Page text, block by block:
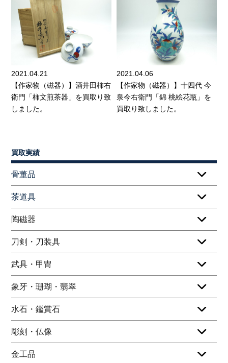
2021.04.21
【作家物（磁器）】酒井田柿右
衛門「柿文煎茶器」を買取り致
しました。
2021.04.06
【作家物（磁器）】十四代 今
泉今右衛門「錦 桃絵花瓶」を
買取り致しました。
買取実績
骨董品
茶道具
陶磁器
刀剣・刀装具
武具・甲冑
象牙・珊瑚・翡翠
水石・鑑賞石
彫刻・仏像
金工品